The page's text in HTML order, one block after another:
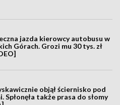
jazda kierowcy autobusu w
Górach. Grozi mu 30 tys. zł
objął ściernisko pod
Spłonęła także prasa do słomy